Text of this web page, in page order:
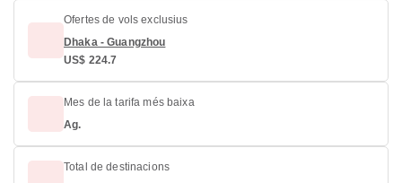
Ofertes de vols exclusius
Dhaka - Guangzhou
US$ 224.7
Mes de la tarifa més baixa
Ag.
Total de destinacions